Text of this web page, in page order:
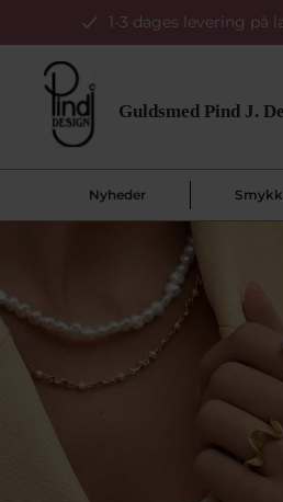
1-3 dages levering på
Nyheder